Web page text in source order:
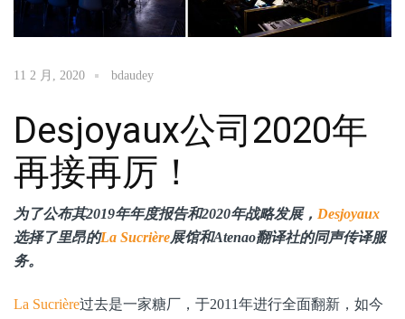
11 2 月, 2020 bdaudey
Desjoyaux公司2020年
再接再厉！
为了公布其2019年年度报告和2020年战略发展， Desjoyaux
选择了里昂的La Sucrière展馆和Atenao翻译社的同声传译服
务。
La Sucrière过去是一家糖厂，于2011年进行全面翻新，如今